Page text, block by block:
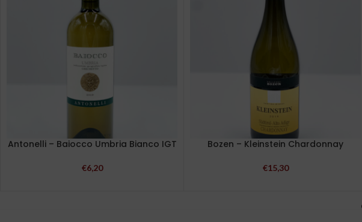
Antonelli – Baiocco Umbria Bianco IGT
€6,20
Bozen – Kleinstein Chardonnay
€15,30